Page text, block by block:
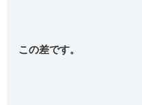
この差です。